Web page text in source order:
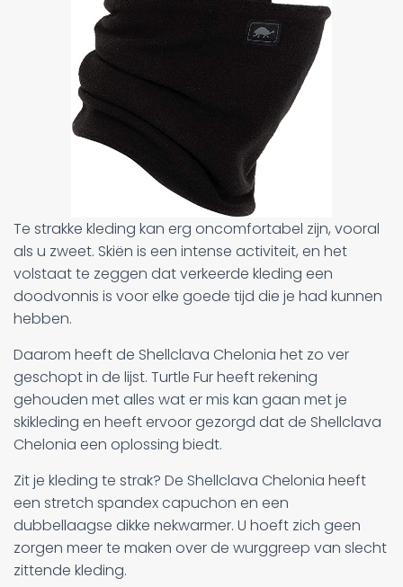
Te strakke kleding kan erg oncomfortabel zijn, vooral
als u zweet. Skiën is een intense activiteit, en het
volstaat te zeggen dat verkeerde kleding een
doodvonnis is voor elke goede tijd die je had kunnen
hebben.
Daarom heeft de Shellclava Chelonia het zo ver
geschopt in de lijst. Turtle Fur heeft rekening
gehouden met alles wat er mis kan gaan met je
skikleding en heeft ervoor gezorgd dat de Shellclava
Chelonia een oplossing biedt.
Zit je kleding te strak? De Shellclava Chelonia heeft
een stretch spandex capuchon en een
dubbellaagse dikke nekwarmer. U hoeft zich geen
zorgen meer te maken over de wurggreep van slecht
zittende kleding.